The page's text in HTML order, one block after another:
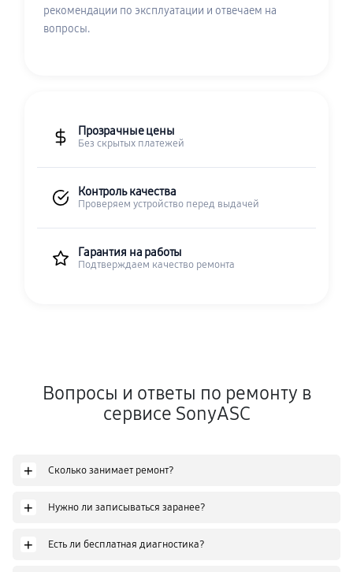
рекомендации по эксплуатации и отвечаем на
вопросы.
Прозрачные цены
Без скрытых платежей
Контроль качества
Проверяем устройство перед выдачей
Гарантия на работы
Подтверждаем качество ремонта
Вопросы и ответы по ремонту в
сервисе SonyASC
+ Сколько занимает ремонт?
+ Нужно ли записываться заранее?
+ Есть ли бесплатная диагностика?